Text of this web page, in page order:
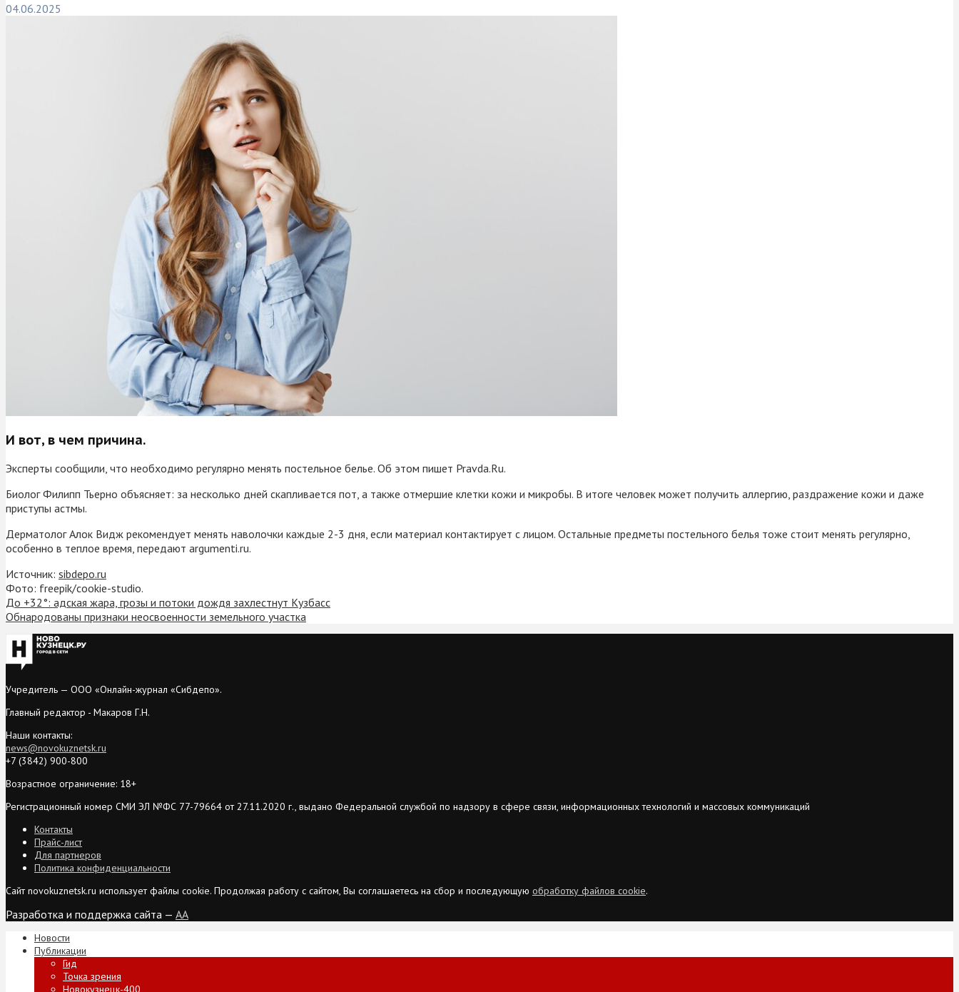
04.06.2025
И вот, в чем причина.
Эксперты сообщили, что необходимо регулярно менять постельное белье. Об этом пишет Pravda.Ru.
Биолог Филипп Тьерно объясняет: за несколько дней скапливается пот, а также отмершие клетки кожи и микробы. В итоге человек может получить аллергию, раздражение кожи и даже
приступы астмы.
Дерматолог Алок Видж рекомендует менять наволочки каждые 2-3 дня, если материал контактирует с лицом. Остальные предметы постельного белья тоже стоит менять регулярно,
особенно в теплое время, передают argumenti.ru.
Источник: sibdepo.ru
Фото: freepik/cookie-studio.
До +32°: адская жара, грозы и потоки дождя захлестнут Кузбасс
Обнародованы признаки неосвоенности земельного участка
Учредитель — ООО «Онлайн-журнал «Сибдепо».
Главный редактор - Макаров Г.Н.
Наши контакты:
news@novokuznetsk.ru
+7 (3842) 900-800
Возрастное ограничение: 18+
Регистрационный номер СМИ ЭЛ №ФС 77-79664 от 27.11.2020 г., выдано Федеральной службой по надзору в сфере связи, информационных технологий и массовых коммуникаций
Контакты
Прайс-лист
Для партнеров
Политика конфиденциальности
Сайт novokuznetsk.ru использует файлы cookie. Продолжая работу с сайтом, Вы соглашаетесь на сбор и последующую обработку файлов cookie.
Разработка и поддержка сайта — AA
Новости
Публикации
Гид
Точка зрения
Новокузнецк-400